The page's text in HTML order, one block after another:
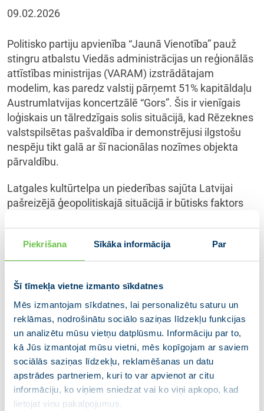
Piekrišana Sīkāka informācija Par
Šī tīmekļa vietne izmanto sīkdatnes
Mēs izmantojam sīkdatnes, lai personalizētu saturu un
reklāmas, nodrošinātu sociālo saziņas līdzekļu funkcijas
un analizētu mūsu vietņu datplūsmu. Informāciju par to,
kā Jūs izmantojat mūsu vietni, mēs kopīgojam ar saviem
sociālās saziņas līdzekļu, reklamēšanas un datu
apstrādes partneriem, kuri to var apvienot ar citu
informāciju, ko viņiem sniedzat vai ko viņi apkopo, kad
lietojat viņu pakalpojumus.
09.02.2026
Politisko partiju apvienība “Jaunā Vienotība” pauž
stingru atbalstu Viedās administrācijas un reģionālās
attīstības ministrijas (VARAM) izstrādātajam
modelim, kas paredz valstij pārņemt 51% kapitāldaļu
Austrumlatvijas koncertzālē “Gors”. Šis ir vienīgais
loģiskais un tālredzīgais solis situācijā, kad Rēzeknes
valstspilsētas pašvaldība ir demonstrējusi ilgstošu
nespēju tikt galā ar šī nacionālas nozīmes objekta
pārvaldību.
Latgales kultūrtelpa un piederības sajūta Latvijai
pašreizējā ģeopolitiskajā situācijā ir būtisks faktors
nacionālās drošības jautājumu.
Rēzeknes pašvaldība nav spējusi nodrošināt
menedžmenta un stratēģiskā redzējuma trūkuma dēļ
“Gors” ir novests līdz kritiskai finanšu situācijai, kas
apdraud tā turpmāku pastāvēšanu. Mēs redzam
nepieļaujamu tendenci, kur pašvaldības politiskā
vadība izrāda vēlmi iejaukties koncertzāles
operatīvajā darbībā, tostarp mēģinot ietekmēt
personālsastāvu un lēmumu pieņemšanu politisku
motīvu, nevis profesionalitātes vadīta. Valsts kontrole
pār 51% nodrošinās, ka “Gors” turpina kalpot kā